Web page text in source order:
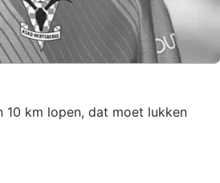
10 km lopen, dat moet lukken